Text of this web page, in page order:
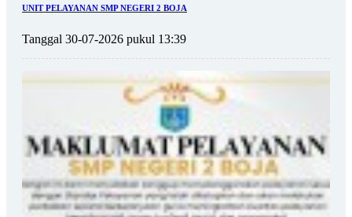
UNIT PELAYANAN SMP NEGERI 2 BOJA
Tanggal 30-07-2026 pukul 13:39